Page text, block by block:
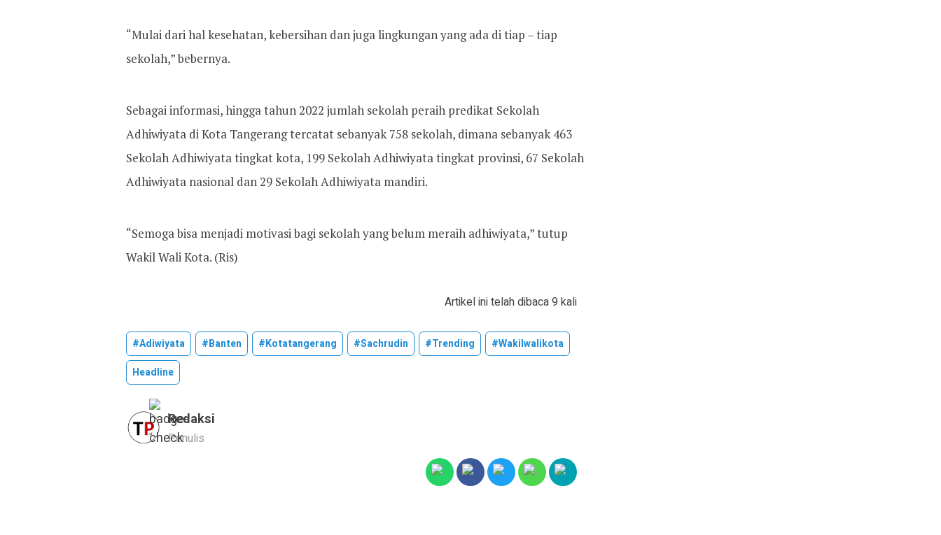
“Mulai dari hal kesehatan, kebersihan dan juga lingkungan yang ada di tiap – tiap
sekolah,” bebernya.
Sebagai informasi, hingga tahun 2022 jumlah sekolah peraih predikat Sekolah
Adhiwiyata di Kota Tangerang tercatat sebanyak 758 sekolah, dimana sebanyak 463
Sekolah Adhiwiyata tingkat kota, 199 Sekolah Adhiwiyata tingkat provinsi, 67 Sekolah
Adhiwiyata nasional dan 29 Sekolah Adhiwiyata mandiri.
“Semoga bisa menjadi motivasi bagi sekolah yang belum meraih adhiwiyata,” tutup
Wakil Wali Kota. (Ris)
Artikel ini telah dibaca 9 kali
#adiwiyata #banten #kotatangerang #sachrudin #trending
#wakilwalikota
Headline
Redaksi
Penulis